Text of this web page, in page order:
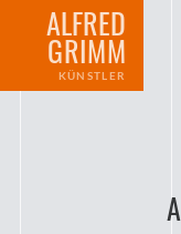
ALFRED
GRIMM
KÜNSTLER